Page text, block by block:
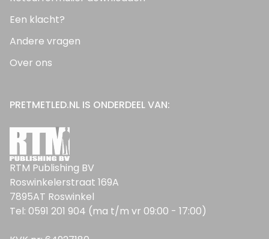
Een klacht?
Andere vragen
Over ons
PRETMETLED.NL IS ONDERDEEL VAN:
RTM Publishing BV
Roswinkelerstraat 169A
7895AT Roswinkel
Tel: 0591 201 904 (ma t/m vr 09:00 - 17:00)